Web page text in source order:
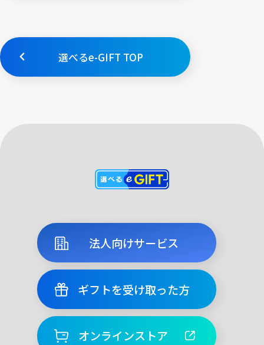
選べるe-GIFT TOP
法人向けサービス
ギフトを受け取った方
オンラインストア